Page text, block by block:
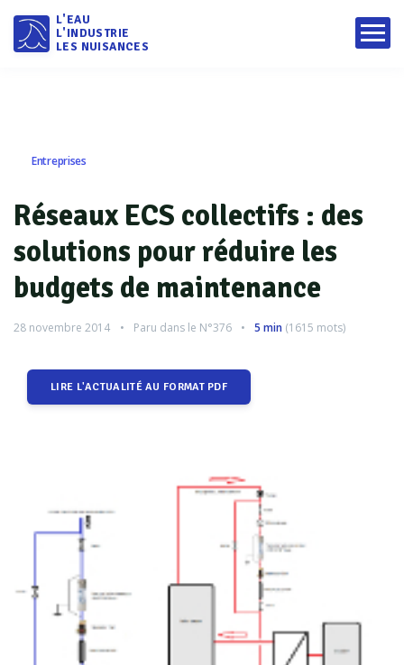
L'EAU
L'INDUSTRIE
LES NUISANCES
Entreprises
Réseaux ECS collectifs : des
solutions pour réduire les
budgets de maintenance
28 novembre 2014 Paru dans le N°376 5 min (1615 mots)
LIRE L'ACTUALITÉ AU FORMAT PDF